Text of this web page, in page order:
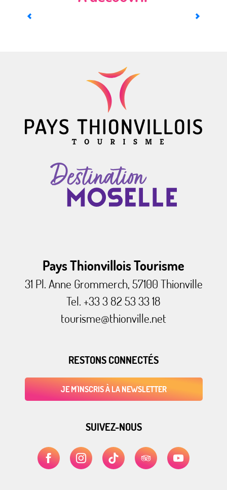
Fêter son anniversaire au Pays Thionvillois
Pays Thionvillois Tourisme
31 Pl. Anne Grommerch, 57100 Thionville
Tel. +33 3 82 53 33 18
tourisme@thionville.net
RESTONS CONNECTÉS
JE M'INSCRIS À LA NEWSLETTER
SUIVEZ-NOUS